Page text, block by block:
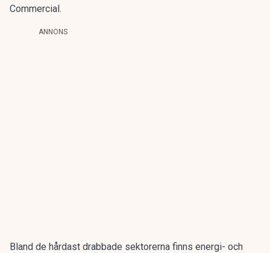
Commercial.
ANNONS
Bland de hårdast drabbade sektorerna finns energi- och